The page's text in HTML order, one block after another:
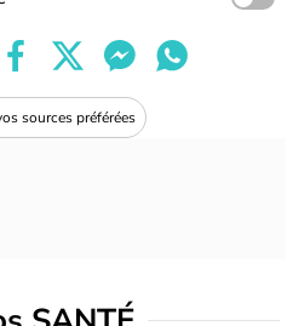
sources préférées